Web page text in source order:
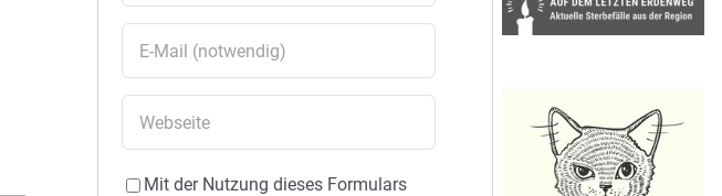
Mit der Nutzung dieses Formulars